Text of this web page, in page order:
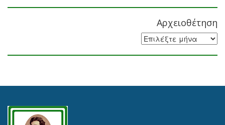
Αρχειοθέτηση
Αρχειοθέτηση